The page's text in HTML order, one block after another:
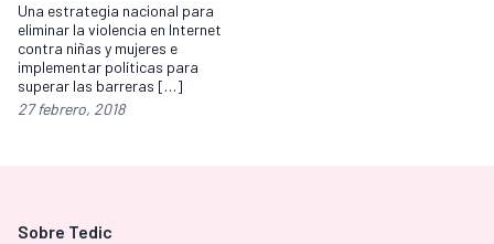
Una estrategia nacional para
eliminar la violencia en Internet
contra niñas y mujeres e
implementar políticas para
superar las barreras […]
27 febrero, 2018
Sobre Tedic